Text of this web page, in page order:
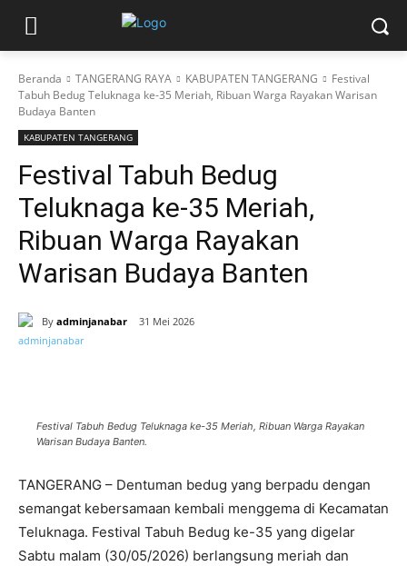
Beranda TANGERANG RAYA KABUPATEN TANGERANG
Festival
Tabuh Bedug Teluknaga ke-35 Meriah, Ribuan Warga Rayakan Warisan
Budaya Banten
KABUPATEN TANGERANG
Festival Tabuh Bedug
Teluknaga ke-35 Meriah,
Ribuan Warga Rayakan
Warisan Budaya Banten
By adminjanabar 31 Mei 2026
Festival Tabuh Bedug Teluknaga ke-35 Meriah, Ribuan Warga Rayakan
Warisan Budaya Banten.
TANGERANG – Dentuman bedug yang berpadu dengan
semangat kebersamaan kembali menggema di Kecamatan
Teluknaga. Festival Tabuh Bedug ke-35 yang digelar
Sabtu malam (30/05/2026) berlangsung meriah dan